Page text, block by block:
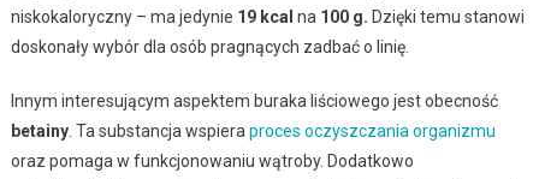
niskokaloryczny – ma jedynie 19 kcal na 100 g. Dzięki temu stanowi
doskonały wybór dla osób pragnących zadbać o linię.
Innym interesującym aspektem buraka liściowego jest obecność
betainy. Ta substancja wspiera proces oczyszczania organizmu
oraz pomaga w funkcjonowaniu wątroby. Dodatkowo